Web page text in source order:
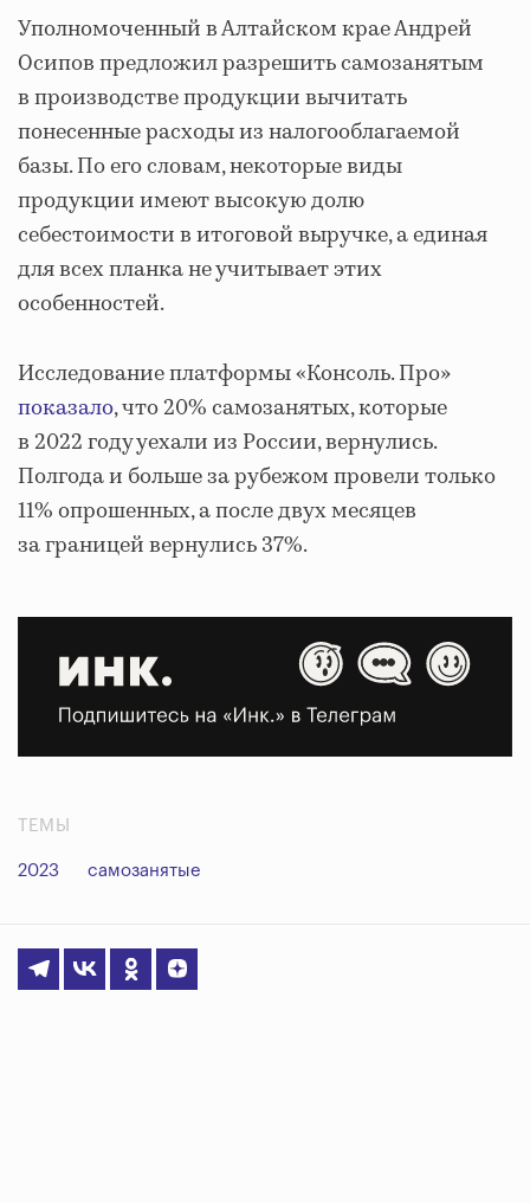
Уполномоченный в Алтайском крае Андрей
Осипов предложил разрешить самозанятым
в производстве продукции вычитать
понесенные расходы из налогооблагаемой
базы. По его словам, некоторые виды
продукции имеют высокую долю
себестоимости в итоговой выручке, а единая
для всех планка не учитывает этих
особенностей.
Исследование платформы «Консоль. Про»
показало, что 20% самозанятых, которые
в 2022 году уехали из России, вернулись.
Полгода и больше за рубежом провели только
11% опрошенных, а после двух месяцев
за границей вернулись 37%.
ТЕМЫ
2023 самозанятые